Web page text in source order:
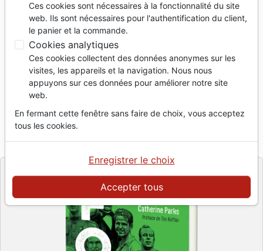
Accueil Livres
Témoignages, bio
Forts - 11 récits d’hommes ordinaires que Dieu a
équipés de sa puissance extraordinaire
Forts - 11 récits d’hommes ordinaires
que Dieu a équipés de sa puissance
extraordinaire
Catherine Parks
RéférenceBLF9790
BLF Éditions
Ces cookies sont nécessaires à la fonctionnalité du site
web. Ils sont nécessaires pour l'authentification du client,
le panier et la commande.
Cookies analytiques
Ces cookies collectent des données anonymes sur les
visites, les appareils et la navigation. Nous nous
appuyons sur ces données pour améliorer notre site
web.
En fermant cette fenêtre sans faire de choix, vous acceptez
tous les cookies.
Accepter tous
Enregistrer le choix